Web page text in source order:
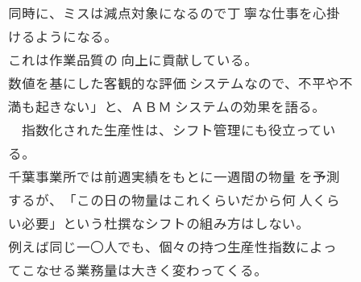
同時に、ミスは減点対象になるので丁 寧な仕事を心掛
けるようになる。
これは作業品質の 向上に貢献している。
数値を基にした客観的な評価 システムなので、不平や不
満も起きない」と、ＡＢＭ システムの効果を語る。
指数化された生産性は、シフト管理にも役立ってい
る。
千葉事業所では前週実績をもとに一週間の物量 を予測
するが、「この日の物量はこれくらいだから何 人くら
い必要」という杜撰なシフトの組み方はしない。
例えば同じ一〇人でも、個々の持つ生産性指数によっ
てこなせる業務量は大きく変わってくる。